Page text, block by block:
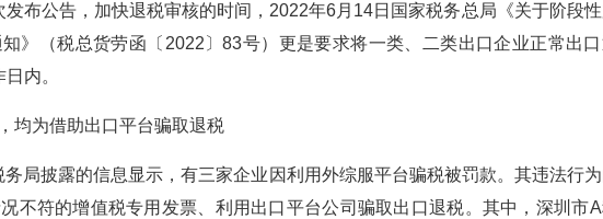
布公告，加快退税审核的时间，2022年6月14日国家税务总局《关于阶段
》（税总货劳函〔2022〕83号）更是要求将一类、二类出口企业正常出口
内。
均为借助出口平台骗取退税
局披露的信息显示，有三家企业因利用外综服平台骗税被罚款。其违法行
不符的增值税专用发票、利用出口平台公司骗取出口退税。其中，深圳市